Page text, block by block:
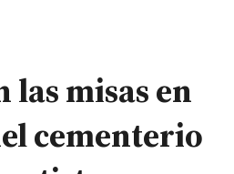
las misas en
cementerio